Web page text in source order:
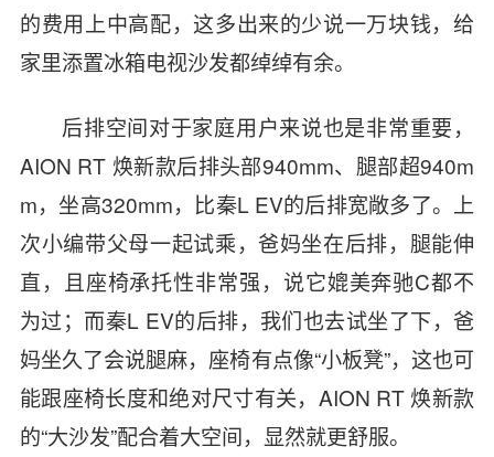
的费用上中高配，这多出来的少说一万块钱，给
家里添置冰箱电视沙发都绰绰有余。
后排空间对于家庭用户来说也是非常重要，
AION RT 焕新款后排头部940mm、腿部超940m
m，坐高320mm，比秦L EV的后排宽敞多了。上
次小编带父母一起试乘，爸妈坐在后排，腿能伸
直，且座椅承托性非常强，说它媲美奔驰C都不
为过；而秦L EV的后排，我们也去试坐了下，爸
妈坐久了会说腿麻，座椅有点像“小板凳”，这也可
能跟座椅长度和绝对尺寸有关，AION RT 焕新款
的“大沙发”配合着大空间，显然就更舒服。